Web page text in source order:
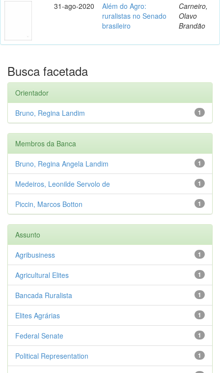
31-ago-2020
Além do Agro:
ruralistas no Senado
brasileiro
Carneiro,
Olavo
Brandão
Busca facetada
Orientador
1
Bruno, Regina Landim
Membros da Banca
1
Bruno, Regina Angela Landim
1
Medeiros, Leonilde Servolo de
1
Piccin, Marcos Botton
Assunto
1
Agribusiness
1
Agricultural Elites
1
Bancada Ruralista
1
Elites Agrárias
1
Federal Senate
1
Political Representation